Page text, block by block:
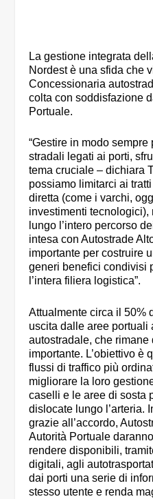
La gestione integrata
Nordest è una sfida che
Concessionaria
colta con soddisfazione
Portuale.
“Gestire in modo
stradali legati ai porti,
tema cruciale – dichiara
possiamo limitarci ai
diretta (come i varchi,
investimenti
lungo l’intero percorso
intesa con Autostrade
importante per costruire
generi benefici condivisi
l’intera filiera logistica”.
Attualmente circa il 50%
uscita dalle aree portuali
autostradale, che rimane
importante. L’obiettivo è
flussi di traffico più
migliorare la loro
caselli e le aree di sosta
dislocate lungo l’arteria.
grazie all’accordo,
Autorità Portuale
rendere disponibili,
digitali, agli
dai porti una serie di
stesso utente e renda